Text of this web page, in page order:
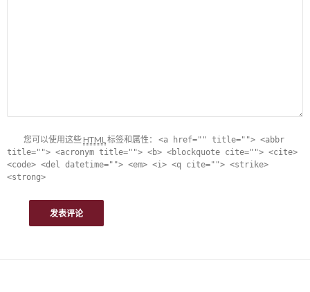
您可以使用这些 HTML标签和属性： <a href="" title=""> <abbr
title=""> <acronym title=""> <b> <blockquote cite=""> <cite>
<code> <del datetime=""> <em> <i> <q cite=""> <strike>
<strong>